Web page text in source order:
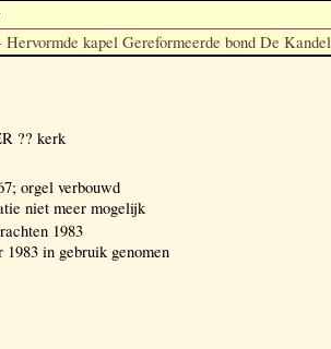
kapel Gereformeerde bond De
?? kerk
orgel verbouwd
niet meer mogelijk
1983
1983 in gebruik genomen